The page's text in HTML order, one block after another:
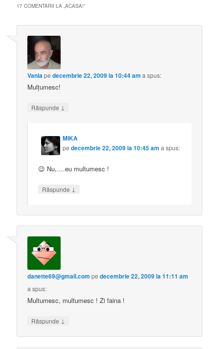
17 COMENTARII LA „ACASA!”
Vaniapedecembrie 22, 2009 la 10:44 am a spus:
Mulţumesc!
Răspunde ↓
MIKA
pedecembrie 22, 2009 la 10:45 am a spus:
😉 Nu,….eu multumesc !
Răspunde ↓
danette69@gmail.com pedecembrie 22, 2009 la 11:11 am
a spus:
Multumesc, multumesc ! Zi faina !
Răspunde ↓